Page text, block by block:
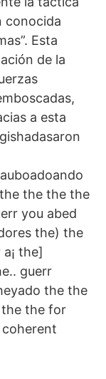
conocida
Esta
de la
a esta
the the the
you abed
the) the
the]
guerr
the the
the the for